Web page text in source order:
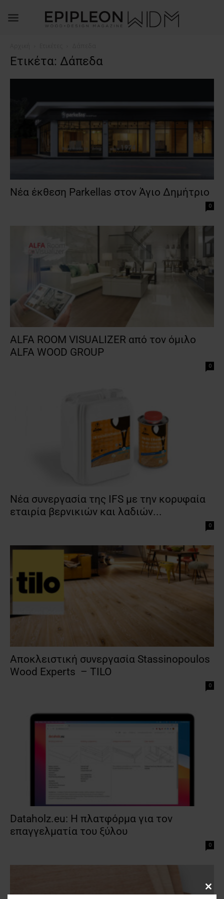
Ετικέτα: Δάπεδα
Νέα έκθεση Parkellas στον Άγιο Δημήτριο
0
ALFA ROOM VISUALIZER από τον όμιλο
ALFA WOOD GROUP
0
Νέα συνεργασία της IFS με την κορυφαία
εταιρία βερνικιών και λαδιών...
0
Αποκλειστική συνεργασία Stassinopoulos
Wood Experts – TILO
0
Dataholz.eu: Η πλατφόρμα για τον
επαγγελματία του ξύλου
0